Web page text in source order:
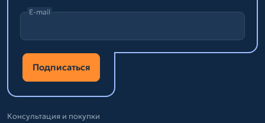
E-mail
Подписаться
Консультация и покупки